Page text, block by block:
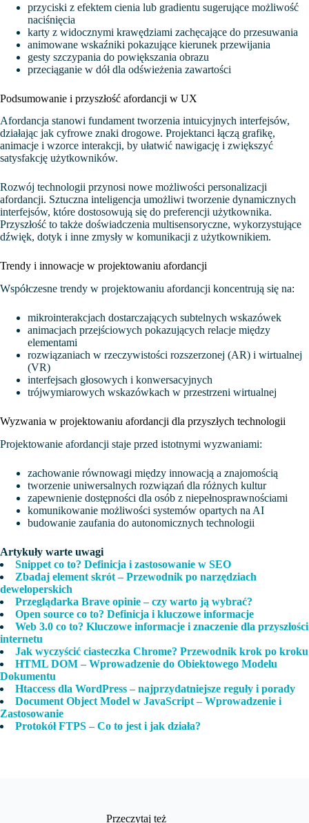
przyciski z efektem cienia lub gradientu sugerujące możliwość
naciśnięcia
karty z widocznymi krawędziami zachęcające do przesuwania
animowane wskaźniki pokazujące kierunek przewijania
gesty szczypania do powiększania obrazu
przeciąganie w dół dla odświeżenia zawartości
Podsumowanie i przyszłość afordancji w UX
Afordancja stanowi fundament tworzenia intuicyjnych interfejsów,
działając jak cyfrowe znaki drogowe. Projektanci łączą grafikę,
animacje i wzorce interakcji, by ułatwić nawigację i zwiększyć
satysfakcję użytkowników.
Rozwój technologii przynosi nowe możliwości personalizacji
afordancji. Sztuczna inteligencja umożliwi tworzenie dynamicznych
interfejsów, które dostosowują się do preferencji użytkownika.
Przyszłość to także doświadczenia multisensoryczne, wykorzystujące
dźwięk, dotyk i inne zmysły w komunikacji z użytkownikiem.
Trendy i innowacje w projektowaniu afordancji
Współczesne trendy w projektowaniu afordancji koncentrują się na:
mikrointerakcjach dostarczających subtelnych wskazówek
animacjach przejściowych pokazujących relacje między
elementami
rozwiązaniach w rzeczywistości rozszerzonej (AR) i wirtualnej
(VR)
interfejsach głosowych i konwersacyjnych
trójwymiarowych wskazówkach w przestrzeni wirtualnej
Wyzwania w projektowaniu afordancji dla przyszłych technologii
Projektowanie afordancji staje przed istotnymi wyzwaniami:
zachowanie równowagi między innowacją a znajomością
tworzenie uniwersalnych rozwiązań dla różnych kultur
zapewnienie dostępności dla osób z niepełnosprawnościami
komunikowanie możliwości systemów opartych na AI
budowanie zaufania do autonomicznych technologii
Artykuły warte uwagi
Snippet co to? Definicja i zastosowanie w SEO
Zbadaj element skrót – Przewodnik po narzędziach
deweloperskich
Przeglądarka Brave opinie – czy warto ją wybrać?
Open source co to? Definicja i kluczowe informacje
Web 3.0 co to? Kluczowe informacje i znaczenie dla przyszłości
internetu
Jak wyczyścić ciasteczka Chrome? Przewodnik krok po kroku
HTML DOM – Wprowadzenie do Obiektowego Modelu
Dokumentu
Htaccess dla WordPress – najprzydatniejsze reguły i porady
Document Object Model w JavaScript – Wprowadzenie i
Zastosowanie
Protokół FTPS – Co to jest i jak działa?
Przeczytaj też